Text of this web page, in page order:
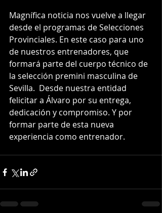
Magnífica noticia nos vuelve a llegar
desde el programas de Selecciones
Provinciales. En este caso para uno
de nuestros entrenadores, que
formará parte del cuerpo técnico de
la selección premini masculina de
Sevilla.  Desde nuestra entidad
felicitar a Álvaro por su entrega,
dedicación y compromiso. Y por
formar parte de esta nueva
experiencia como entrenador.